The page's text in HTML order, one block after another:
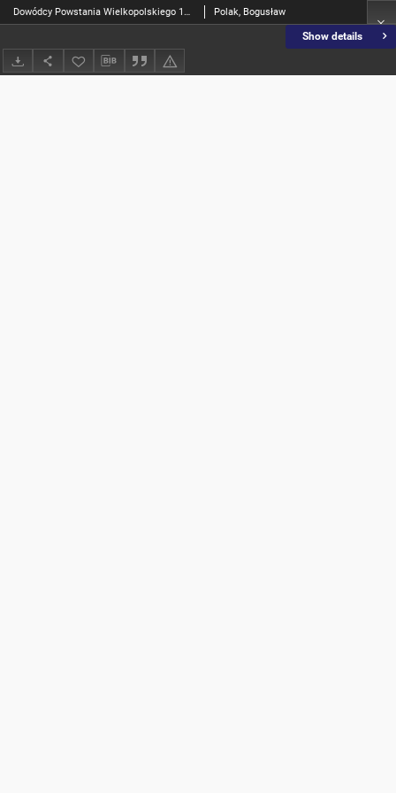
Show details
Dowódcy Powstania Wielkopolskiego 1918-1919. T.1, Dowódcy Powstania Wielkpolskiego 1918-1919 Polak, Bogusław